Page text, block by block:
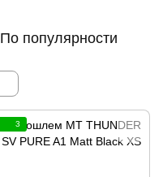
По популярности
3